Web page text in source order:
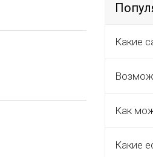
Какие
Как
Какие